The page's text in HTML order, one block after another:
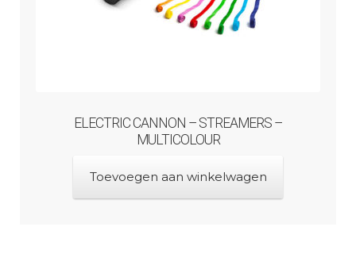
ELECTRIC CANNON – STREAMERS –
MULTICOLOUR
Toevoegen aan winkelwagen